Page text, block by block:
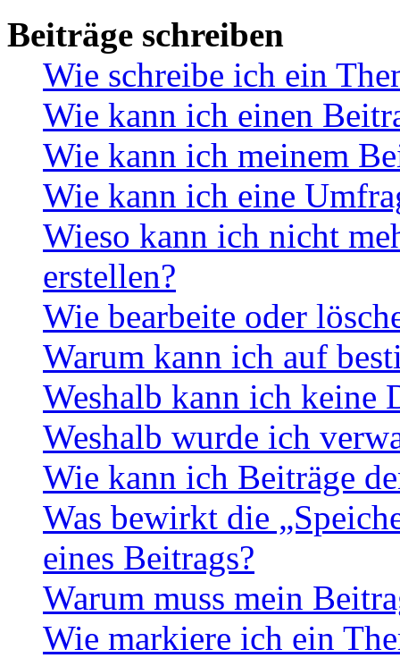
Beiträge schreiben
Wie schreibe ich ein
Wie kann ich einen
Wie kann ich meinem
Wie kann ich eine
Wieso kann ich nicht
erstellen?
Wie bearbeite oder
Warum kann ich auf
Weshalb kann ich keine
Weshalb wurde ich
Wie kann ich Beiträge
Was bewirkt die
eines Beitrags?
Warum muss mein
Wie markiere ich ein